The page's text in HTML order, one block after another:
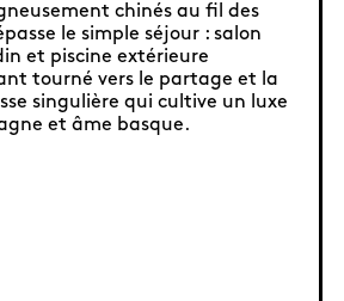
chinés au fil des
le simple séjour : salon
et piscine extérieure
tourné vers le partage et la
singulière qui cultive un luxe
et âme basque.